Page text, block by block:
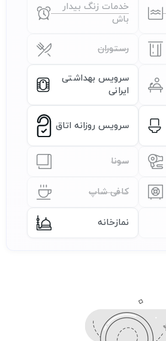
خدمات زنگ بیدار
باش
رستوران
سرویس بهداشتی
ایرانی
سرویس روزانه اتاق
سونا
کافی شاپ
نمازخانه